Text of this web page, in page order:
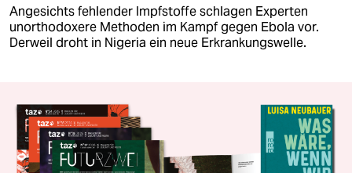
Angesichts fehlender Impfstoffe schlagen Experten
unorthodoxere Methoden im Kampf gegen Ebola vor.
Derweil droht in Nigeria ein neue Erkrankungswelle.